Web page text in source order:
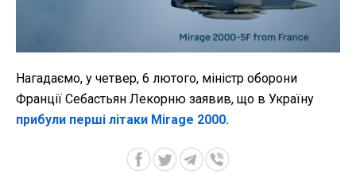
Нагадаємо, у четвер, 6 лютого, міністр оборони
Франції Себастьян Лекорню заявив, що в Україну
прибули перші літаки Mirage 2000.